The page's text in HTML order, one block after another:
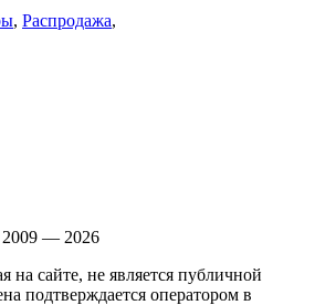
, Распродажа,
2009 — 2026
на сайте, не является публичной
подтверждается оператором в